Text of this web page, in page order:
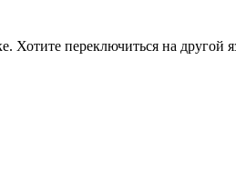
Хотите переключиться на другой